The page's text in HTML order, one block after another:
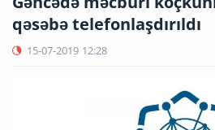
qəsəbə telefonlaşdırıldı
15-07-2019 12:28